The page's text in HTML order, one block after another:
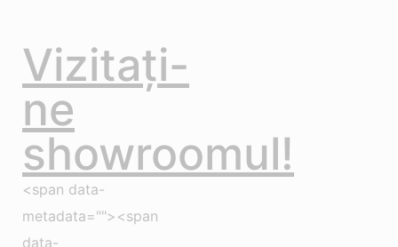
Vizitați-
ne
showroomul!
<span data-
metadata=""><span
data-